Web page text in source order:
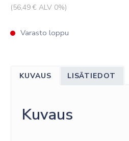
(56,49€ ALV 0%)
Varasto loppu
KUVAUS LISÄTIEDOT
Kuvaus